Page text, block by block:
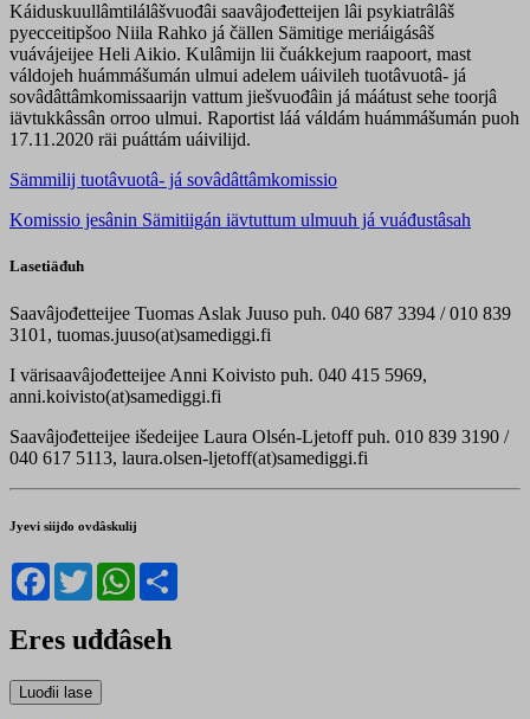
Káiduskuullâmtilálâšvuođâi saavâjođetteijen lâi psykiatrâlâš
pyecceitipšoo Niila Rahko já čällen Sämitige meriáigásâš
vuávájeijee Heli Aikio. Kulâmijn lii čuákkejum raapoort, mast
váldojeh huámmášumán ulmui adelem uáivileh tuotâvuotâ- já
sovâdâttâmkomissaarijn vattum jiešvuođâin já máátust sehe toorjâ
iävtukkâssân orroo ulmui. Raportist láá váldám huámmášumán puoh
17.11.2020 räi puáttám uáivilijd.
Sämmilij tuotâvuotâ- já sovâdâttâmkomissio
Komissio jesânin Sämitiigán iävtuttum ulmuuh já vuáđustâsah
Lasetiäđuh
Saavâjođetteijee Tuomas Aslak Juuso puh. 040 687 3394 / 010 839
3101, tuomas.juuso(at)samediggi.fi
I värisaavâjođetteijee Anni Koivisto puh. 040 415 5969,
anni.koivisto(at)samediggi.fi
Saavâjođetteijee išedeijee Laura Olsén-Ljetoff puh. 010 839 3190 /
040 617 5113, laura.olsen-ljetoff(at)samediggi.fi
Jyevi siijđo ovdâskulij
Facebook
TwitterWhatsApp
Eres uđđâseh